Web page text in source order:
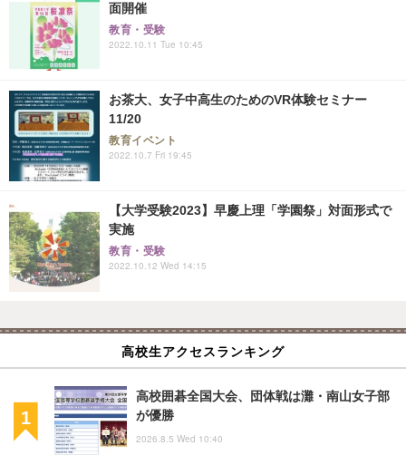
面開催
教育・受験
2022.10.11 Tue 10:45
お茶大、女子中高生のためのVR体験セミナー
11/20
教育イベント
2022.10.7 Fri 19:45
【大学受験2023】早慶上理「学園祭」対面形式で
実施
教育・受験
2022.10.12 Wed 14:15
高校生アクセスランキング
高校囲碁全国大会、団体戦は灘・南山女子部
が優勝
2026.8.5 Wed 10:40